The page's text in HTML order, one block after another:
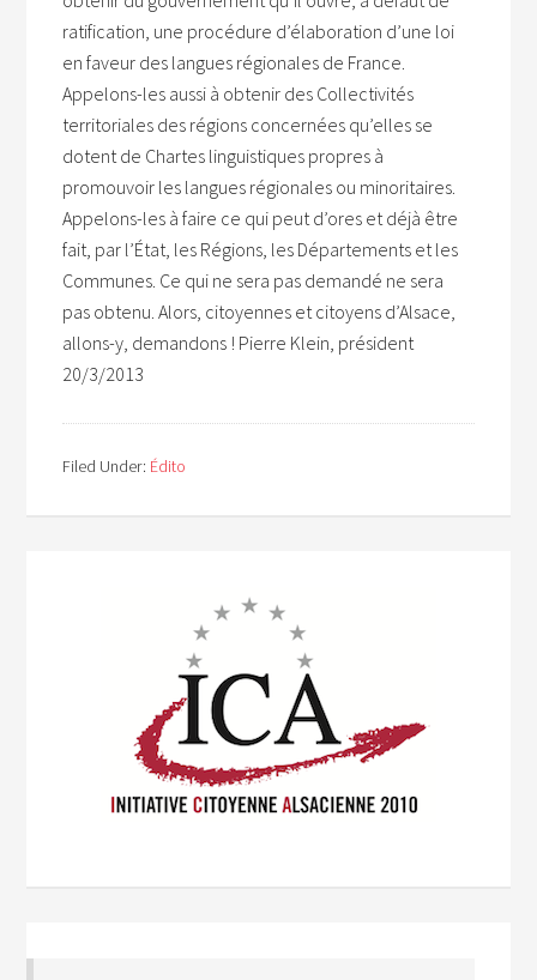
ratification, une procédure d’élaboration d’une loi
en faveur des langues régionales de France.
Appelons-les aussi à obtenir des Collectivités
territoriales des régions concernées qu’elles se
dotent de Chartes linguistiques propres à
promouvoir les langues régionales ou minoritaires.
Appelons-les à faire ce qui peut d’ores et déjà être
fait, par l’État, les Régions, les Départements et les
Communes. Ce qui ne sera pas demandé ne sera
pas obtenu. Alors, citoyennes et citoyens d’Alsace,
allons-y, demandons ! Pierre Klein, président
20/3/2013
Filed Under: Édito